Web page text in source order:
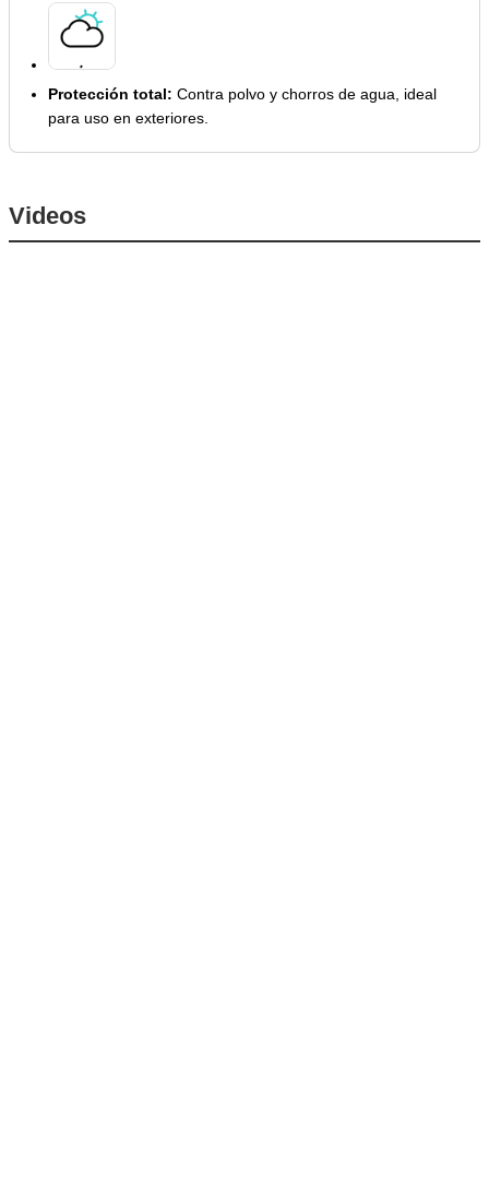
Protección total: Contra polvo y chorros de agua, ideal
para uso en exteriores.
Videos